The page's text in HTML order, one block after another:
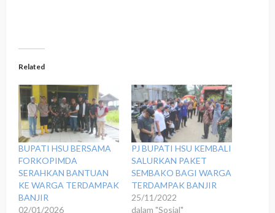
Related
BUPATI HSU BERSAMA
FORKOPIMDA
SERAHKAN BANTUAN
KE WARGA TERDAMPAK
BANJIR
02/01/2026
PJ BUPATI HSU KEMBALI
SALURKAN PAKET
SEMBAKO BAGI WARGA
TERDAMPAK BANJIR
25/11/2022
dalam "Sosial"